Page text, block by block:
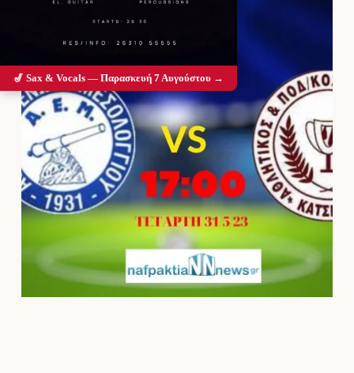
🎷 Sax & Vocals — Παρασκευή 7 Αυγούστου →